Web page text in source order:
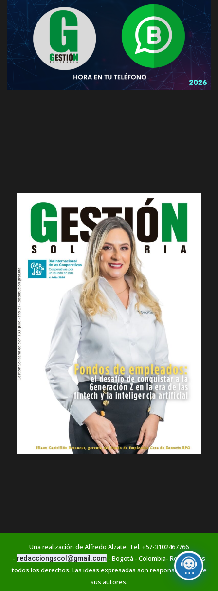
Una realización de Alfredo Alzate. Tel. +57-3102467766
- redacciongscol@gmail.com - Bogotá - Colombia- Reservados
todos los derechos. Las ideas expresadas son responsabilidad de
sus autores.